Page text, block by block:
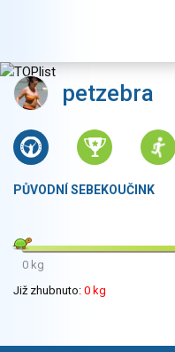
petzebra
PŮVODNÍ SEBEKOUČINK
0 kg
Již zhubnuto: 0 kg